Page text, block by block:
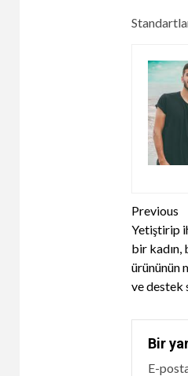
Previous
Yetiştirip
bir kadın,
ürününün
ve destek
Bir
E-